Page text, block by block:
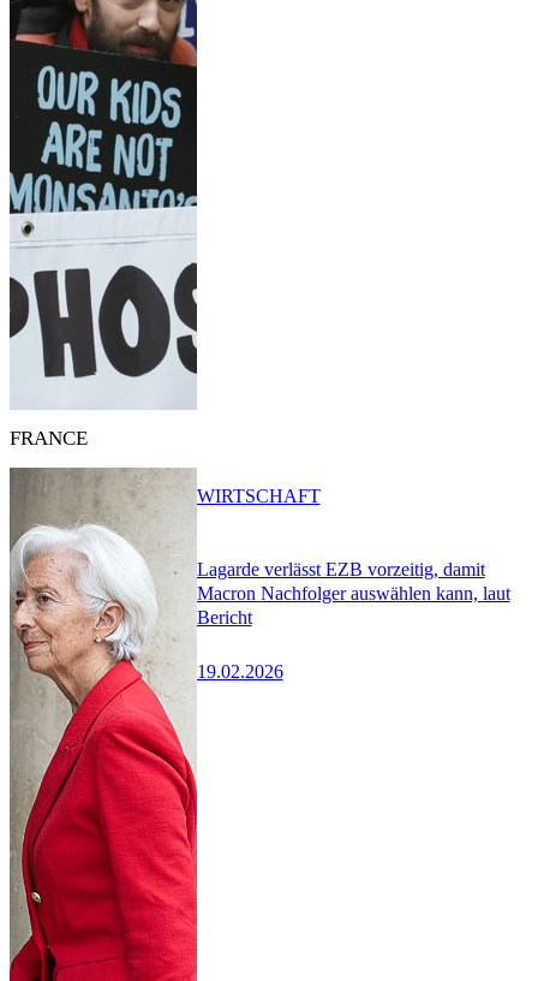
FRANCE
Lagarde verlässt EZB vorzeitig, damit
Macron Nachfolger auswählen kann, laut
Bericht
19.02.2026
WIRTSCHAFT